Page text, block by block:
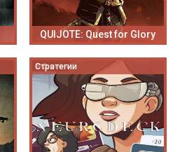
QUIJOTE: Quest for Glory
Стратегии